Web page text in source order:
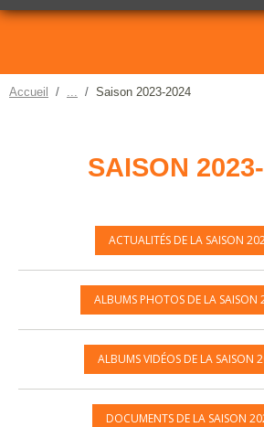
Accueil Saison 2023-2024
SAISON
ACTUALITÉS DE LA SAISON
ALBUMS PHOTOS DE LA
ALBUMS VIDÉOS DE LA SAISON
DOCUMENTS DE LA SAISON